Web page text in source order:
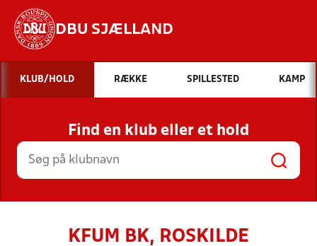
DBU SJÆLLAND
Hvad vil du søge efter?
INDHOLD OG NYHEDER
STILLINGER, RESULTATER, KLUBBER OG
HOLD
KLUB/HOLD RÆKKE SPILLESTED KAMP
Find en klub eller et hold
KFUM BK, ROSKILDE